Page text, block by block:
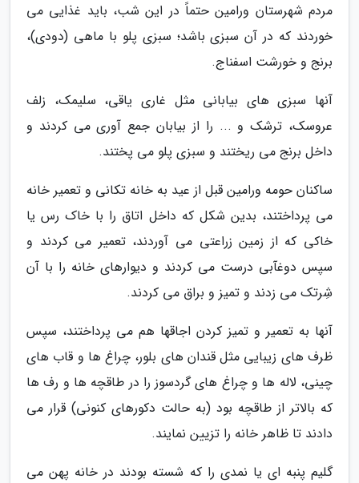
مردم شهرستان ورامین حتماً در این شب، باید غذایی می
خوردند که در آن سبزی باشد؛ سبزی پلو با ماهی (دودی)،
برنج و خورشت اسفناج.
آنها سبزی های بیابانی مثل غاری یاقی، سلیمک، زلف
عروسک، ترشک و ... را از بیابان جمع آوری می کردند و
داخل برنج می ریختند و سبزی پلو می پختند.
ساکنان حومه ورامین قبل از عید به خانه تکانی و تعمیر خانه
می پرداختند، بدین شکل که داخل اتاق را با خاک رس یا
خاکی که از زمین زراعتی می آوردند، تعمیر می کردند و
سپس دوغآبی درست می کردند و دیوارهای خانه را با آن
شِرتک می زدند و تمیز و براق می کردند.
آنها به تعمیر و تمیز کردن اجاقها هم می پرداختند، سپس
ظرف های زیبایی مثل قندان های بلور، چراغ ها و قاب های
چینی، لاله ها و چراغ های گردسوز را در طاقچه ها و رف ها
که بالاتر از طاقچه بود (به حالت دکورهای کنونی) قرار می
دادند تا ظاهر خانه را تزیین نمایند.
گلیم پنبه ای یا نمدی را که شسته بودند در خانه پهن می